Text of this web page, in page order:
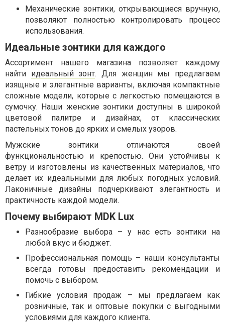
Механические зонтики, открывающиеся вручную,
позволяют полностью контролировать процесс
использования.
Идеальные зонтики для каждого
Ассортимент нашего магазина позволяет каждому
найти идеальный зонт. Для женщин мы предлагаем
изящные и элегантные варианты, включая компактные
сложные модели, которые с легкостью помещаются в
сумочку. Наши женские зонтики доступны в широкой
цветовой палитре и дизайнах, от классических
пастельных тонов до ярких и смелых узоров.
Мужские зонтики отличаются своей
функциональностью и крепостью. Они устойчивы к
ветру и изготовлены из качественных материалов, что
делает их идеальными для любых погодных условий.
Лаконичные дизайны подчеркивают элегантность и
практичность каждой модели.
Почему выбирают MDK Lux
Разнообразие выбора – у нас есть зонтики на
любой вкус и бюджет.
Профессиональная помощь – наши консультанты
всегда готовы предоставить рекомендации и
помочь с выбором.
Гибкие условия продаж – мы предлагаем как
розничные, так и оптовые покупки с выгодными
условиями для каждого клиента.